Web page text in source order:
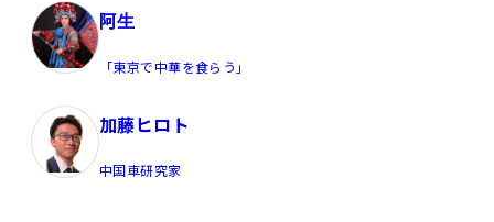
阿生
「東京で中華を食らう」
加藤ヒロト
中国車研究家